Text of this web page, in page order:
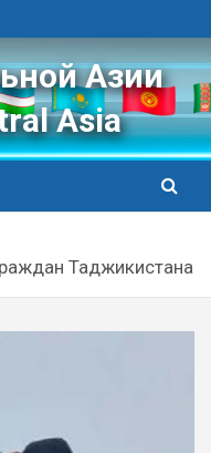
Азии
Asia
Таджикистана